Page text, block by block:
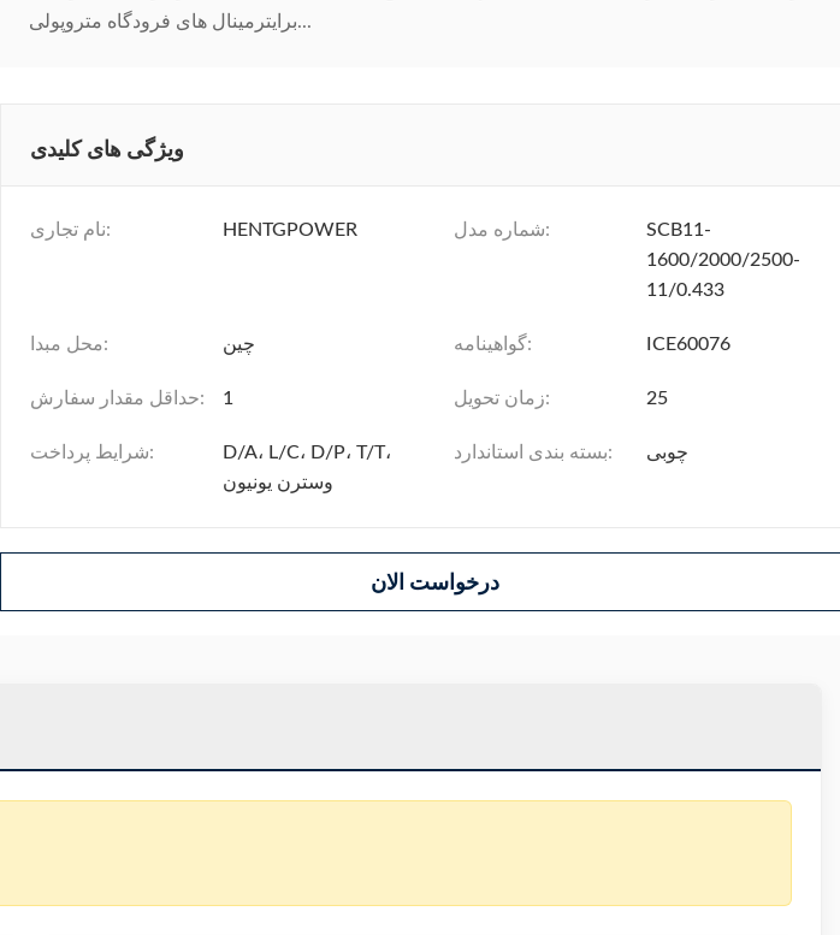
برایترمینال های فرودگاه متروپولی...
ویژگی های کلیدی
نام تجاری: HENTGPOWER شماره مدل:
SCB11-
1600/2000/2500-
11/0.433
محل مبدا: چین گواهینامه: ICE60076
حداقل مقدار سفارش: 1 زمان تحویل: 25
شرایط پرداخت:
D/A، L/C، D/P، T/T،
وسترن یونیون
بسته بندی استاندارد: چوبی
درخواست الان